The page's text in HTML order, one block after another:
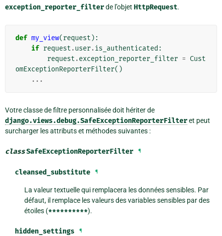
exception_reporter_filterde l’objet HttpRequest.
def my_view(request ):
if request .user.is_authenticated :
request .exception_reporter_filter = Cust
omExceptionReporterFilter()
...
Votre classe de filtre personnalisée doit hériter de
django.views.debug.SafeExceptionReporterFilteret peut
surcharger les attributs et méthodes suivantes :
classSafeExceptionReporterFilter ¶
cleansed_substitute ¶
La valeur textuelle qui remplacera les données sensibles. Par
défaut, il remplace les valeurs des variables sensibles par des
étoiles (**********).
hidden_settings ¶